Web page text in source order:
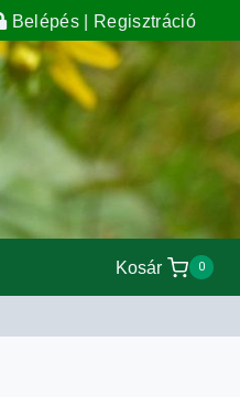
Belépés | Regisztráció
Kosár 0